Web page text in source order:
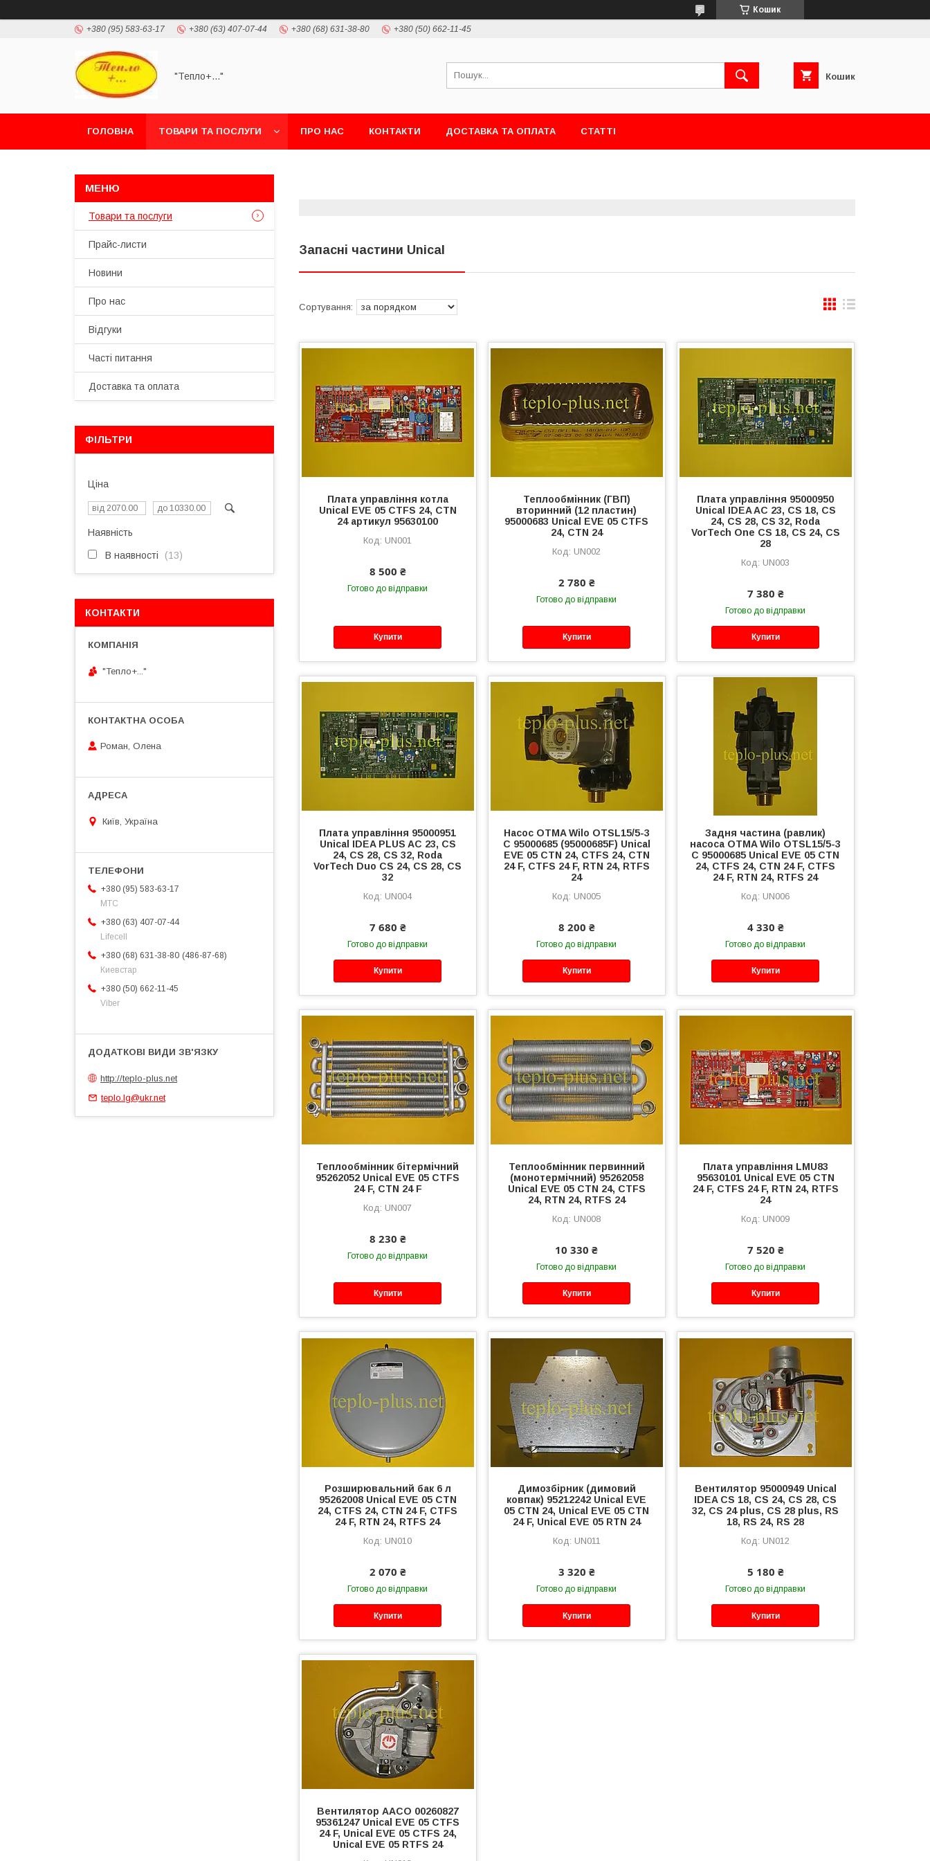
Кошик
+380 (95) 583-63-17 +380 (63) 407-07-44 +380 (68) 631-38-80 +380 (50) 662-11-45
"Тепло+..." Кошик
ГОЛОВНА ТОВАРИ ТА ПОСЛУГИ ПРО НАС КОНТАКТИ ДОСТАВКА ТА ОПЛАТА СТАТТІ
Запасні частини Unical
Плата управління котла
Unical EVE 05 CTFS 24, CTN
24 артикул 95630100
UN001
8 500 ₴
Готово до відправки
Купити
Теплообмінник (ГВП)
вторинний (12 пластин)
95000683 Unical EVE 05 CTFS
24, CTN 24
UN002
2 780 ₴
Готово до відправки
Купити
Плата управління 95000950
Unical IDEA AC 23, CS 18, CS
24, CS 28, CS 32, Roda
VorTech One CS 18, CS 24, CS
28
UN003
7 380 ₴
Готово до відправки
Купити
Плата управління 95000951
Unical IDEA PLUS AC 23, CS
24, CS 28, CS 32, Roda
VorTech Duo CS 24, CS 28, CS
32
UN004
7 680 ₴
Готово до відправки
Купити
Насос OTMA Wilo OTSL15/5-3
C 95000685 (95000685F) Unical
EVE 05 CTN 24, CTFS 24, CTN
24 F, CTFS 24 F, RTN 24, RTFS
24
UN005
8 200 ₴
Готово до відправки
Купити
Задня частина (равлик)
насоса OTMA Wilo OTSL15/5-3
C 95000685 Unical EVE 05 CTN
24, CTFS 24, CTN 24 F, CTFS
24 F, RTN 24, RTFS 24
UN006
4 330 ₴
Готово до відправки
Купити
Теплообмінник бітермічний
95262052 Unical EVE 05 CTFS
24 F, CTN 24 F
UN007
8 230 ₴
Готово до відправки
Купити
Теплообмінник первинний
(монотермічний) 95262058
Unical EVE 05 CTN 24, CTFS
24, RTN 24, RTFS 24
UN008
10 330 ₴
Готово до відправки
Купити
Плата управління LMU83
95630101 Unical EVE 05 CTN
24 F, CTFS 24 F, RTN 24, RTFS
24
UN009
7 520 ₴
Готово до відправки
Купити
Розширювальний бак 6 л
95262008 Unical EVE 05 CTN
24, CTFS 24, CTN 24 F, CTFS
24 F, RTN 24, RTFS 24
UN010
2 070 ₴
Готово до відправки
Купити
Димозбірник (димовий
ковпак) 95212242 Unical EVE
05 CTN 24, Unical EVE 05 CTN
24 F, Unical EVE 05 RTN 24
UN011
3 320 ₴
Готово до відправки
Купити
Вентилятор 95000949 Unical
IDEA CS 18, CS 24, CS 28, CS
32, CS 24 plus, CS 28 plus, RS
18, RS 24, RS 28
UN012
5 180 ₴
Готово до відправки
Купити
Вентилятор AACO 00260827
95361247 Unical EVE 05 CTFS
24 F, Unical EVE 05 CTFS 24,
Unical EVE 05 RTFS 24
Товари та послуги
Прайс-листи
Новини
Про нас
Відгуки
Часті питання
Доставка та оплата
ФІЛЬТРИ
Ціна
Наявність
В наявності 13
КОНТАКТИ
"Тепло+..."
Роман, Олена
Київ, Україна
+380 (95) 583-63-17
МТС
+380 (63) 407-07-44
Lifecell
+380 (68) 631-38-80 486-87-68
Киевстар
+380 (50) 662-11-45
Viber
http://teplo-plus.net
teplo.lg@ukr.net